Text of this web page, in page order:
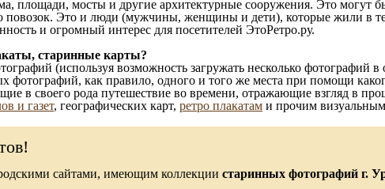
площади, мосты и другие архитектурные сооружения. Это могут
повозок. Это и люди (мужчины, женщины и дети), которые жили в
и огромный интерес для посетителей ЭтоРетро.ру.
старинные карты?
(используя возможность загружать несколько фотографий
фотографий, как правило, одного и того же места при помощи
в своего рода путешествие во времени, отражающие взгляд в
и газет, географических карт, ретро плакатам и прочим
сайтами, имеющим коллекции старинных фотографий г.